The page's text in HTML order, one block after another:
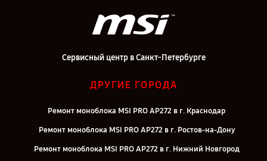
Сервисный центр в Санкт-Петербурге
ДРУГИЕ ГОРОДА
Ремонт моноблока MSI PRO AP272 в г. Краснодар
Ремонт моноблока MSI PRO AP272 в г. Ростов-на-Дону
Ремонт моноблока MSI PRO AP272 в г. Нижний Новгород